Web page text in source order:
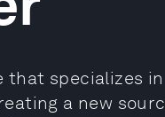
that specializes
a new